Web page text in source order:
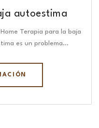
autoestima
Terapia para la baja
es un problema…